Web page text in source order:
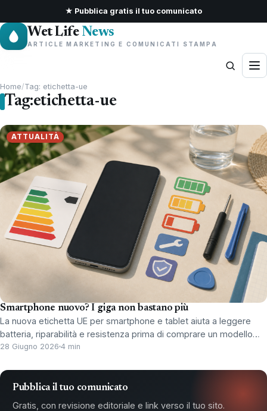
★ Pubblica gratis il tuo comunicato
Wet Life News
ARTICLE MARKETING E COMUNICATI STAMPA
Home/Tag: etichetta-ue
Tag:etichetta-ue
ATTUALITÀ
Smartphone nuovo? I giga non bastano più
La nuova etichetta UE per smartphone e tablet aiuta a leggere
batteria, riparabilità e resistenza prima di comprare un modello…
28 Giugno 2026 4 min
Pubblica il tuo comunicato
Gratis, con revisione editoriale e link verso il tuo sito.